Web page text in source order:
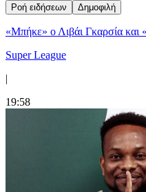
Ροή ειδήσεων Δημοφιλή
«Μπήκε» ο Λιβάι Γκαρσία και
Super League
|
19:58